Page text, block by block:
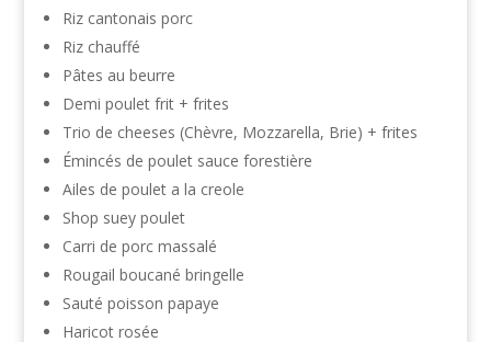
Riz cantonais porc
Riz chauffé
Pâtes au beurre
Demi poulet frit + frites
Trio de cheeses (Chèvre, Mozzarella, Brie) + frites
Émincés de poulet sauce forestière
Ailes de poulet a la creole
Shop suey poulet
Carri de porc massalé
Rougail boucané bringelle
Sauté poisson papaye
Haricot rosée